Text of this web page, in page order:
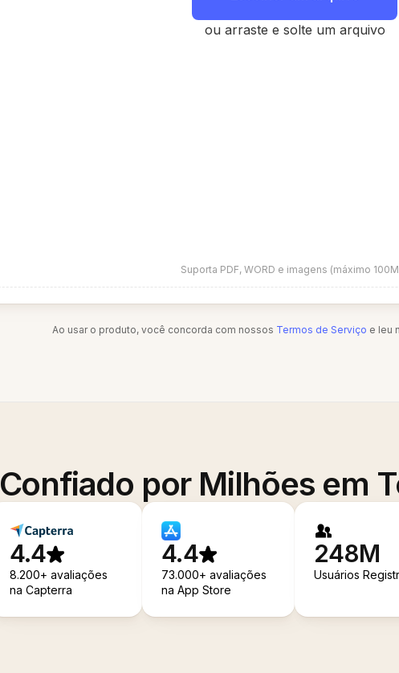
ou arraste e solte um arquivo
Suporta PDF, WORD e imagens (máximo
Ao usar o produto, você concorda com nossos Termos de Serviço e leu
Confiado por Milhões em
4.4
8.200+ avaliações
na Capterra
4.4
73.000+ avaliações
na App Store
248M
Usuários